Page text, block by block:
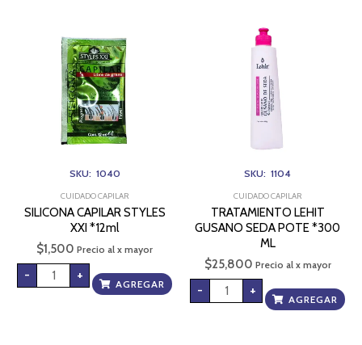
SKU: 1040
CUIDADO CAPILAR
SILICONA CAPILAR STYLES
XXI *12ml
$1,500 Precio al x mayor
-
cantidad
+
AGREGAR
SKU: 1104
CUIDADO CAPILAR
TRATAMIENTO LEHIT
GUSANO SEDA POTE *300
ML
$25,800 Precio al x mayor
- +
AGREGAR